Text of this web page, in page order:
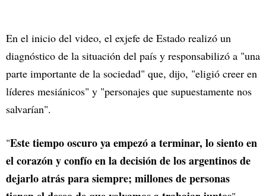
En el inicio del video, el exjefe de Estado realizó un
diagnóstico de la situación del país y responsabilizó a "una
parte importante de la sociedad" que, dijo, "eligió creer en
líderes mesiánicos" y "personajes que supuestamente nos
salvarían".
"Este tiempo oscuro ya empezó a terminar, lo siento en
el corazón y confío en la decisión de los argentinos de
dejarlo atrás para siempre; millones de personas